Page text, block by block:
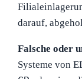
darauf,
Falsche oder
Systeme von